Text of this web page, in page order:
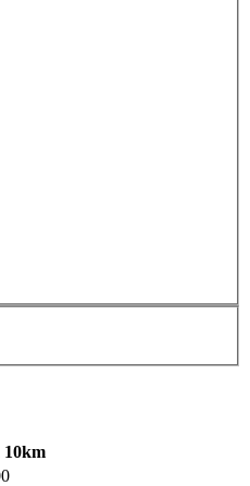
10km